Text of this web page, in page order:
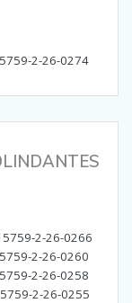
2-26-0274
2-26-0266
2-26-0260
2-26-0258
2-26-0255